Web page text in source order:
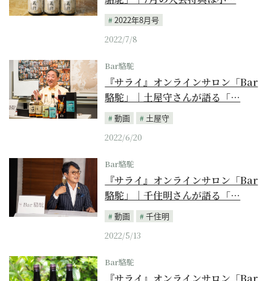
2022年8月号
2022/7/8
Bar駱駝
『サライ』オンラインサロン「Bar
駱駝」｜土屋守さんが語る「…
動画
土屋守
2022/6/20
Bar駱駝
『サライ』オンラインサロン「Bar
駱駝」｜千住明さんが語る「…
動画
千住明
2022/5/13
Bar駱駝
『サライ』オンラインサロン「Bar